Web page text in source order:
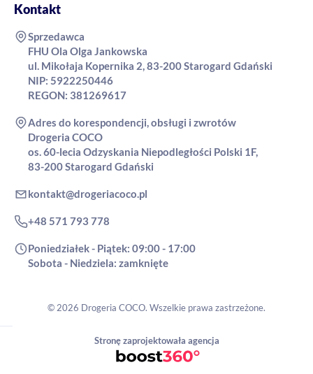
Kontakt
Sprzedawca
FHU Ola Olga Jankowska
ul. Mikołaja Kopernika 2, 83-200 Starogard Gdański
NIP: 5922250446
REGON: 381269617
Adres do korespondencji, obsługi i zwrotów
Drogeria COCO
os. 60-lecia Odzyskania Niepodległości Polski 1F,
83-200 Starogard Gdański
kontakt@drogeriacoco.pl
+48 571 793 778
Poniedziałek - Piątek: 09:00 - 17:00
Sobota - Niedziela: zamknięte
© 2026 Drogeria COCO. Wszelkie prawa zastrzeżone.
Stronę zaprojektowała agencja